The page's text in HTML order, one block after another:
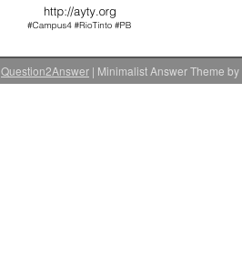
| Minimalist Answer Theme by
Question2Answer